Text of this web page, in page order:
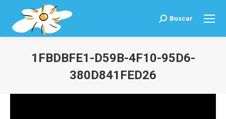
Buscar:
Buscar
1FBDBFE1-D59B-4F10-95D6-
380D841FED26